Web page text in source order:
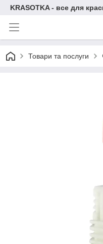
KRASOTKA - все для
Товари та послуги